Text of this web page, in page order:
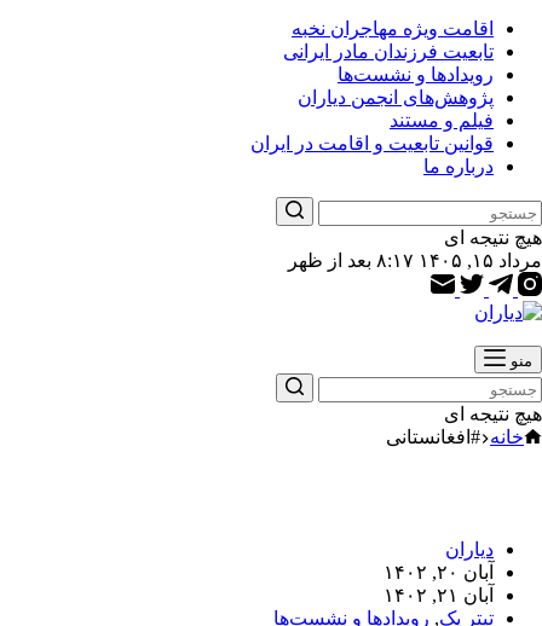
اقامت ویژه مهاجران نخبه
تابعیت فرزندان مادر ایرانی
رویدادها و نشست‌ها
پژوهش‌های انجمن دیاران
فیلم و مستند
قوانین تابعیت و اقامت در ایران
درباره ما
هیچ نتیجه ای
مرداد ۱۵, ۱۴۰۵ ۸:۱۷ بعد از ظهر
منو
هیچ نتیجه ای
خانه #افغانستانی
دیاران
آبان ۲۰, ۱۴۰۲
آبان ۲۱, ۱۴۰۲
تیتر یک, رویدادها و نشست‌ها